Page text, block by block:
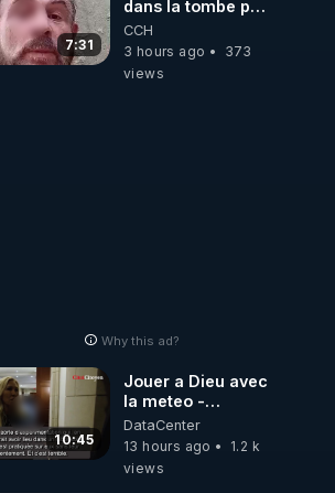
7:31
dans la tombe par
le Commandant
Cousteau le 25
juin 1997
CCH
3 hours ago
373
views
Why this ad?
10:45
Jouer a Dieu avec
la meteo -
Citoicitoyen
DataCenter
13 hours ago
1.2 k
views